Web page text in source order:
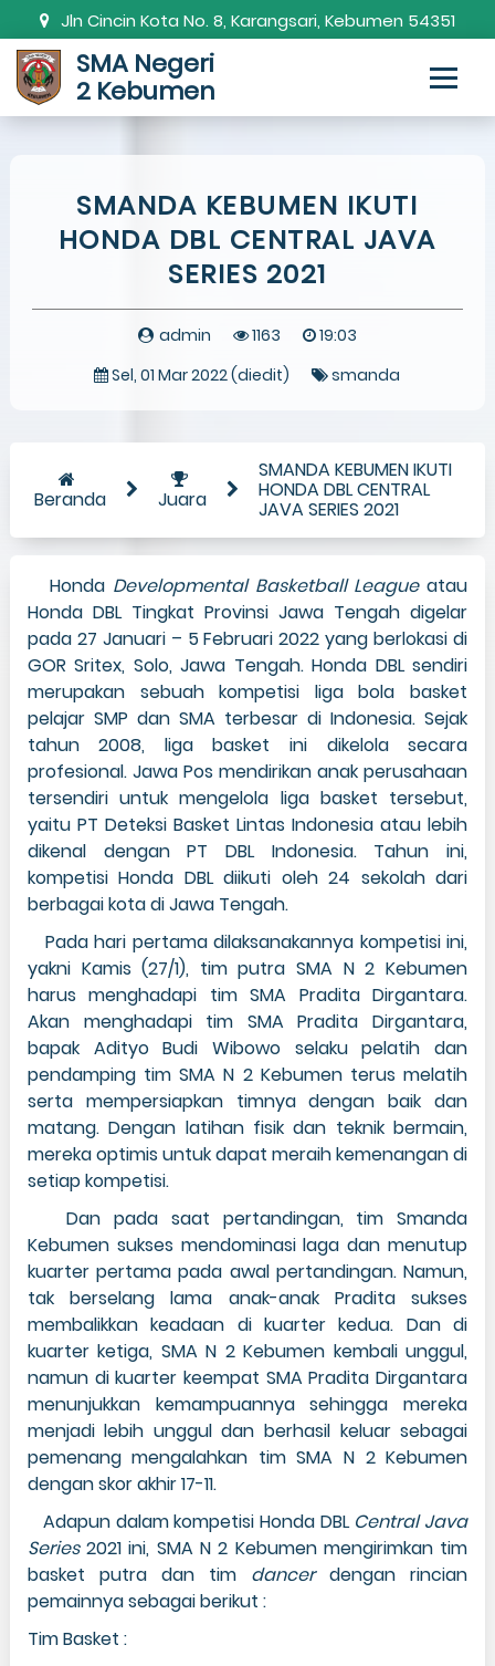
Jln Cincin Kota No. 8, Karangsari, Kebumen 54351
0287-381820
SMA Negeri
2 Kebumen
SMANDA KEBUMEN IKUTI
HONDA DBL CENTRAL JAVA
SERIES 2021
admin 1163
19:03
Sel, 01 Mar 2022 (diedit)
smanda
Beranda Juara
SMANDA KEBUMEN IKUTI
HONDA DBL CENTRAL
JAVA SERIES 2021
Honda Developmental Basketball Leagueatau
Honda DBL Tingkat Provinsi Jawa Tengah digelar
pada 27 Januari – 5 Februari 2022 yang berlokasi di
GOR Sritex, Solo, Jawa Tengah. Honda DBL sendiri
merupakan sebuah kompetisi liga bola basket
pelajar SMP dan SMA terbesar di Indonesia. Sejak
tahun 2008, liga basket ini dikelola secara
profesional. Jawa Pos mendirikan anak perusahaan
tersendiri untuk mengelola liga basket tersebut,
yaitu PT Deteksi Basket Lintas Indonesia atau lebih
dikenal dengan PT DBL Indonesia. Tahun ini,
kompetisi Honda DBL diikuti oleh 24 sekolah dari
berbagai kota di Jawa Tengah.
Pada hari pertama dilaksanakannya kompetisi ini,
yakni Kamis (27/1), tim putra SMA N 2 Kebumen
harus menghadapi tim SMA Pradita Dirgantara.
Akan menghadapi tim SMA Pradita Dirgantara,
bapak Adityo Budi Wibowo selaku pelatih dan
pendamping tim SMA N 2 Kebumen terus melatih
serta mempersiapkan timnya dengan baik dan
matang. Dengan latihan fisik dan teknik bermain,
mereka optimis untuk dapat meraih kemenangan di
setiap kompetisi.
Dan pada saat pertandingan, tim Smanda
Kebumen sukses mendominasi laga dan menutup
kuarter pertama pada awal pertandingan. Namun,
tak berselang lama anak-anak Pradita sukses
membalikkan keadaan di kuarter kedua. Dan di
kuarter ketiga, SMA N 2 Kebumen kembali unggul,
namun di kuarter keempat SMA Pradita Dirgantara
menunjukkan kemampuannya sehingga mereka
menjadi lebih unggul dan berhasil keluar sebagai
pemenang mengalahkan tim SMA N 2 Kebumen
dengan skor akhir 17-11.
Adapun dalam kompetisi Honda DBL Central Java
Series2021 ini, SMA N 2 Kebumen mengirimkan tim
basket putra dan tim dancerdengan rincian
pemainnya sebagai berikut :
Tim Basket :